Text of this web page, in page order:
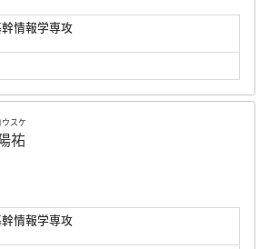
情報学専攻
スケ
祐
情報学専攻